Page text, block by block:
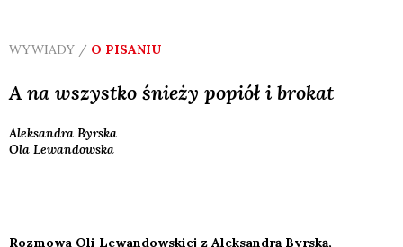
WYWIADY / O PISANIU
A na wszystko śnieży popiół i brokat
Aleksandra Byrska
Ola Lewandowska
Rozmowa Oli Lewandowskiej z Aleksandrą Byrską,